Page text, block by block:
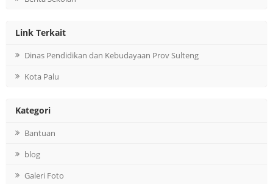
Link Terkait
Dinas Pendidikan dan Kebudayaan Prov Sulteng
Kota Palu
Kategori
Bantuan
blog
Galeri Foto